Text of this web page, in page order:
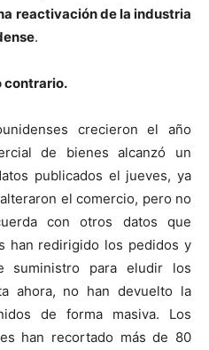
reactivación de la industria
.
contrario.
crecieron el año
de bienes alcanzó un
publicados el jueves, ya
el comercio, pero no
con otros datos que
han redirigido los pedidos y
suministro para eludir los
ahora, no han devuelto la
de forma masiva. Los
han recortado más de 80